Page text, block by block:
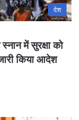
देश
में सुरक्षा को
किया आदेश